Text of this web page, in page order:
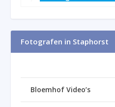
Fotografen in Staphorst
Bloemhof Video’s